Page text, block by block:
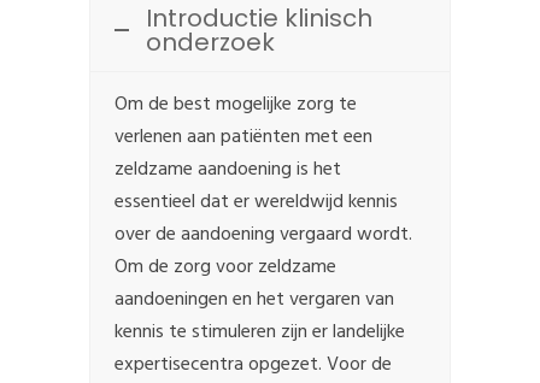
Introductie klinisch
onderzoek
Om de best mogelijke zorg te
verlenen aan patiënten met een
zeldzame aandoening is het
essentieel dat er wereldwijd kennis
over de aandoening vergaard wordt.
Om de zorg voor zeldzame
aandoeningen en het vergaren van
kennis te stimuleren zijn er landelijke
expertisecentra opgezet. Voor de